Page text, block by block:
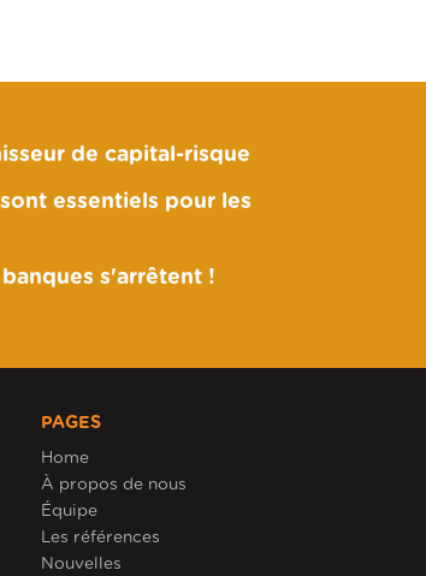
de capital-risque
essentiels pour les
s'arrêtent !
PAGES
Home
À propos de nous
Équipe
Les références
Nouvelles